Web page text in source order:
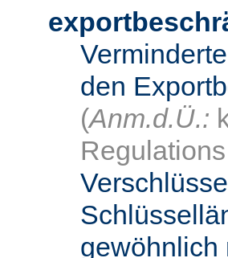
den
(Anm.d.Ü.:
gewöhnlich